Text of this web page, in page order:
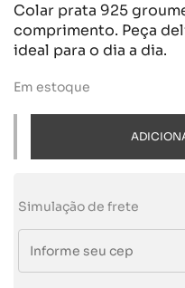
Colar prata 925
comprimento. Peça
ideal para o dia a dia.
Em estoque
Simulação de frete